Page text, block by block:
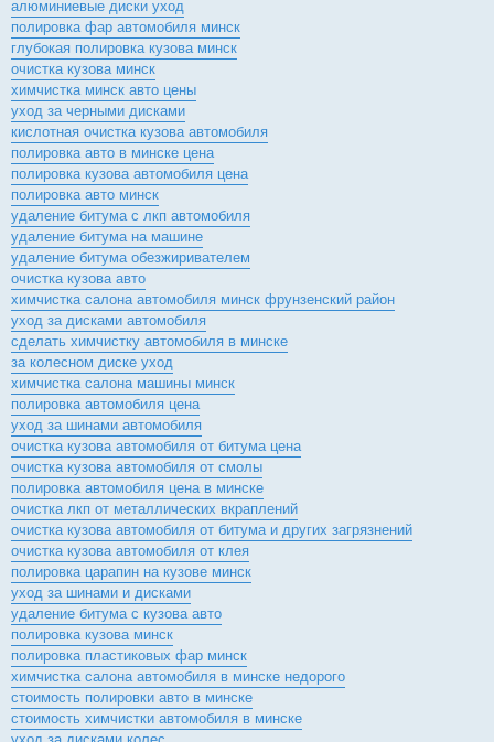
алюминиевые диски уход
полировка фар автомобиля минск
глубокая полировка кузова минск
очистка кузова минск
химчистка минск авто цены
уход за черными дисками
кислотная очистка кузова автомобиля
полировка авто в минске цена
полировка кузова автомобиля цена
полировка авто минск
удаление битума с лкп автомобиля
удаление битума на машине
удаление битума обезжиривателем
очистка кузова авто
химчистка салона автомобиля минск фрунзенский район
уход за дисками автомобиля
сделать химчистку автомобиля в минске
за колесном диске уход
химчистка салона машины минск
полировка автомобиля цена
уход за шинами автомобиля
очистка кузова автомобиля от битума цена
очистка кузова автомобиля от смолы
полировка автомобиля цена в минске
очистка лкп от металлических вкраплений
очистка кузова автомобиля от битума и других загрязнений
очистка кузова автомобиля от клея
полировка царапин на кузове минск
уход за шинами и дисками
удаление битума с кузова авто
полировка кузова минск
полировка пластиковых фар минск
химчистка салона автомобиля в минске недорого
стоимость полировки авто в минске
стоимость химчистки автомобиля в минске